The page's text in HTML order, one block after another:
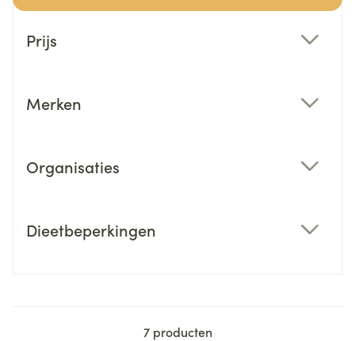
Prijs
Merken
Organisaties
Dieetbeperkingen
7producten